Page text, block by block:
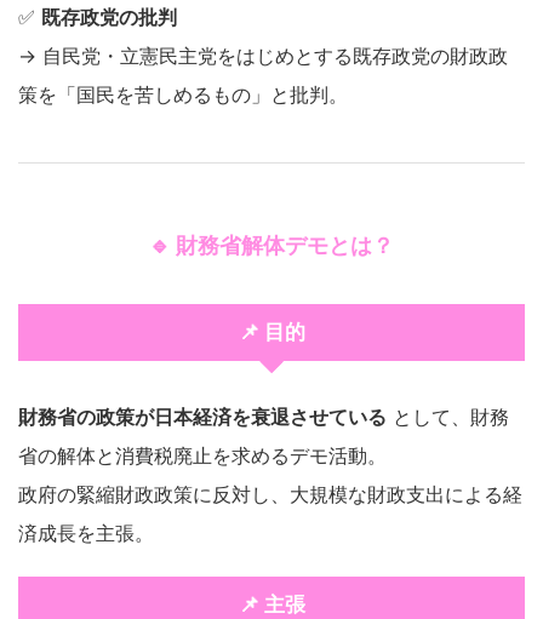
✅ 既存政党の批判
→ 自民党・立憲民主党をはじめとする既存政党の財政政
策を「国民を苦しめるもの」と批判。
🔹 財務省解体デモとは？
📌 目的
財務省の政策が日本経済を衰退させている として、財務
省の解体と消費税廃止を求めるデモ活動。
政府の緊縮財政政策に反対し、大規模な財政支出による経
済成長を主張。
📌 主張